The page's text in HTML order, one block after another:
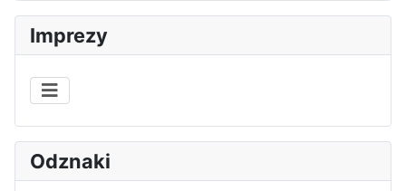
Imprezy
Odznaki